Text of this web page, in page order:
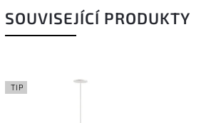
SOUVISEJÍCÍ PRODUKTY
TIP